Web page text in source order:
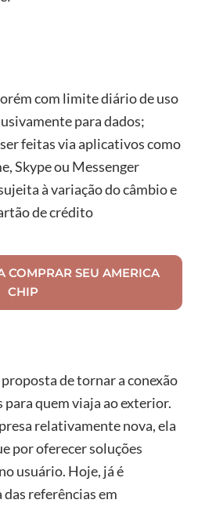
500MB)
com limite diário de uso
para dados;
feitas via aplicativos como
Skype ou Messenger
à variação do câmbio e
de crédito
COMPRAR SEU AMERICA
CHIP
de tornar a conexão
quem viaja ao exterior.
relativamente nova, ela
por oferecer soluções
usuário. Hoje, já é
referências em